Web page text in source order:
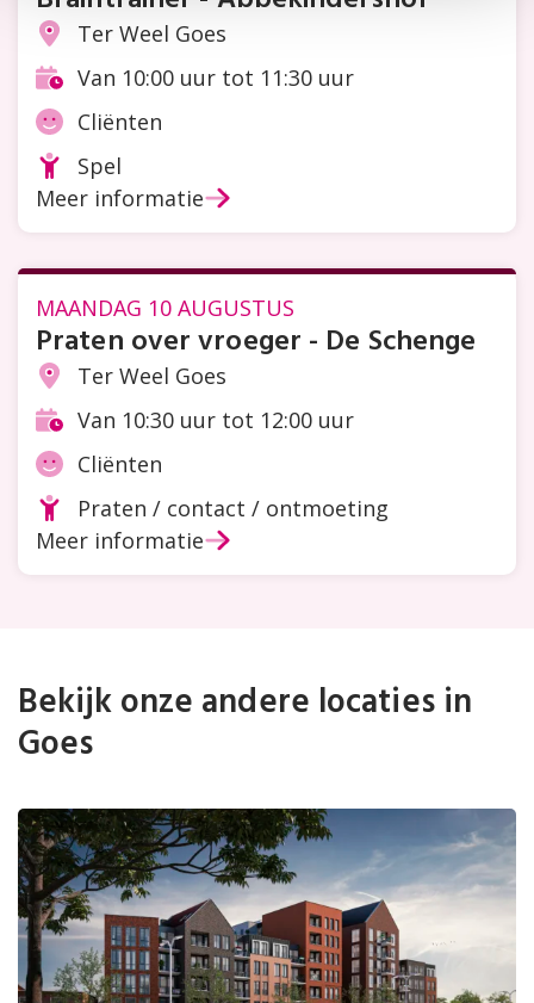
LocatieTer Weel Goes
Tijd Van 10:00 uur tot 11:30 uur
Doelgroep
Cliënten
Soort
activiteit
Spel
Meer informatie
Praten over vroeger - De Schenge
MAANDAG 10 AUGUSTUS
LocatieTer Weel Goes
Tijd Van 10:30 uur tot 12:00 uur
Doelgroep
Cliënten
Soort
activiteit
Praten / contact / ontmoeting
Meer informatie
Bekijk onze andere locaties in
Goes